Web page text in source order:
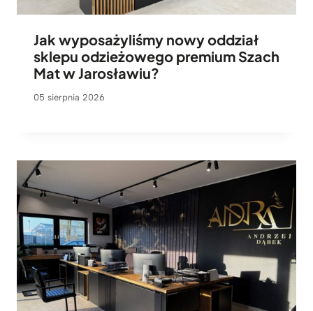
Jak wyposażyliśmy nowy oddział
sklepu odzieżowego premium Szach
Mat w Jarosławiu?
05 sierpnia 2026